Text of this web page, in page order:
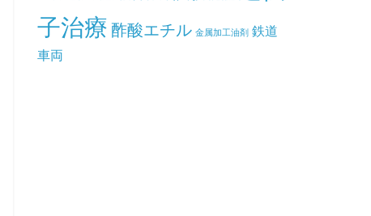
子治療 酢酸エチル 金属加工油剤 鉄道
車両